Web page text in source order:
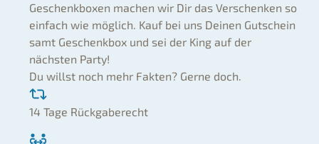
Geschenkboxen machen wir Dir das Verschenken so
einfach wie möglich. Kauf bei uns Deinen Gutschein
samt Geschenkbox und sei der King auf der
nächsten Party!
Du willst noch mehr Fakten? Gerne doch.
14 Tage Rückgaberecht